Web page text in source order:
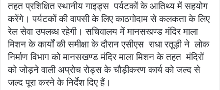
तहत प्रशिक्षित स्थानीय गाइड्स पर्यटकों के आतिथ्य में सहयोग
करेंगे। पर्यटकों की वापसी के लिए काठगोदाम से कलकता के लिए
रेल सेवा उपलब्ध रहेगी। सचिवालय में मानसखण्ड मंदिर माला
मिशन के कार्यों की समीक्षा के दौरान एसीएस राधा रतूड़ी ने लोक
निर्माण विभाग को मानसखण्ड मंदिर माला मिशन के तहत मंदिरों
को जोड़ने वाली अप्रोच रोड्स के चौड़ीकरण कार्य को जल्द से
जल्द पूरा करने के निर्देश दिए हैं।